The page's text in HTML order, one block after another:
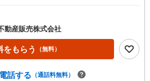
積34坪以上 【教育施設】■小坂井東小学
■小坂井中学校…徒歩15分●家デパ 松屋不動
み●・豊橋市・豊川市・知立市・浜松市の4店
河エリア・遠州エリアの物件ならおまかせく
戸建、中古戸建、中古マンション、土地をお
績多数！中古物件をご購入の際、約70％とい
産販売株式会社
をもらう （無料）
電話する （通話料無料）